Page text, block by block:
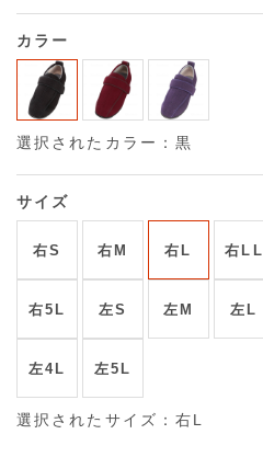
カラー
選択されたカラー：黒
サイズ
右S 右M 右L 右LL
右5L 左S 左M 左L
左4L 左5L
選択されたサイズ：右L